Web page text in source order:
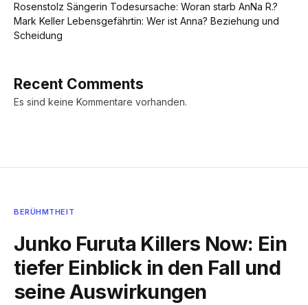
Rosenstolz Sängerin Todesursache: Woran starb AnNa R.?
Mark Keller Lebensgefährtin: Wer ist Anna? Beziehung und
Scheidung
Recent Comments
Es sind keine Kommentare vorhanden.
BERÜHMTHEIT
Junko Furuta Killers Now: Ein
tiefer Einblick in den Fall und
seine Auswirkungen